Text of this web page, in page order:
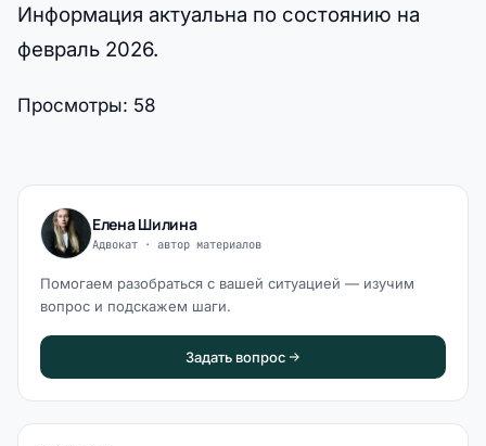
Информация актуальна по состоянию на
февраль 2026.
Просмотры: 58
Елена Шилина
Адвокат · автор материалов
Помогаем разобраться с вашей ситуацией — изучим
вопрос и подскажем шаги.
Задать вопрос